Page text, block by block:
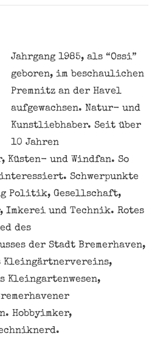
Jahrgang 1985, als “Ossi”
geboren, im beschaulichen
Premnitz an der Havel
aufgewachsen. Natur- und
Kunstliebhaber. Seit über
10 Jahren
Küsten- und Windfan. So
Schwerpunkte
Politik, Gesellschaft,
Imkerei und Technik. Rotes
des
der Stadt Bremerhaven,
Kleingärtnervereins,
Kleingartenwesen,
Hobbyimker,